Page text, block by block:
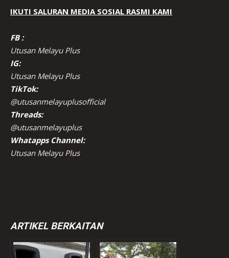
IKUTI SALURAN MEDIA SOSIAL RASMI KAMI
FB :
Utusan Melayu Plus
IG:
Utusan Melayu Plus
TikTok:
@utusanmelayuplusofficial
Threads:
@utusanmelayuplus
Whatapps Channel:
Utusan Melayu Plus
ARTIKEL BERKAITAN